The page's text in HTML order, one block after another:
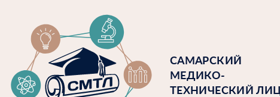
САМАРСКИЙ
МЕДИКО-
ТЕХНИЧЕСКИЙ